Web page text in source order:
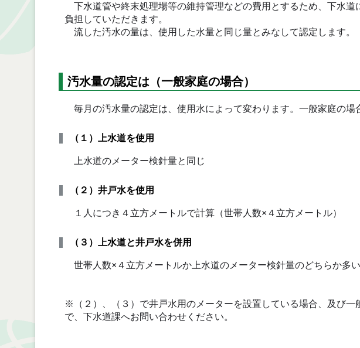
下水道管や終末処理場等の維持管理などの費用とするため、下水道
負担していただきます。
流した汚水の量は、使用した水量と同じ量とみなして認定します。
汚水量の認定は（一般家庭の場合）
毎月の汚水量の認定は、使用水によって変わります。一般家庭の場
（１）上水道を使用
上水道のメーター検針量と同じ
（２）井戸水を使用
１人につき４立方メートルで計算（世帯人数×４立方メートル）
（３）上水道と井戸水を併用
世帯人数×４立方メートルか上水道のメーター検針量のどちらか多
※（２）、（３）で井戸水用のメーターを設置している場合、及び
で、下水道課へお問い合わせください。